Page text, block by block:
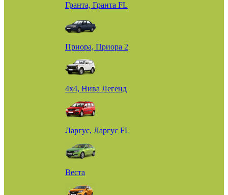
Гранта, Гранта FL
Приора, Приора 2
4х4, Нива Легенд
Ларгус, Ларгус FL
Веста